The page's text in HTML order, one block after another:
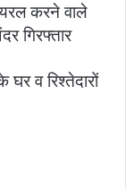
करने वाले
गिरफ्तार
घर व रिश्तेदारों